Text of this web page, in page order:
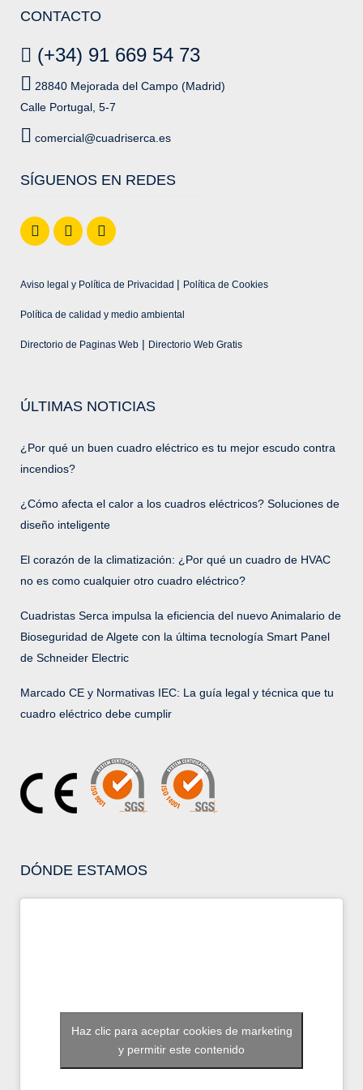
CONTACTO
(+34) 91 669 54 73
28840 Mejorada del Campo (Madrid)
Calle Portugal, 5-7
comercial@cuadriserca.es
SÍGUENOS EN REDES
Aviso legal y Política de Privacidad | Política de Cookies
Política de calidad y medio ambiental
Directorio de Paginas Web | Directorio Web Gratis
ÚLTIMAS NOTICIAS
¿Por qué un buen cuadro eléctrico es tu mejor escudo contra
incendios?
¿Cómo afecta el calor a los cuadros eléctricos? Soluciones de
diseño inteligente
El corazón de la climatización: ¿Por qué un cuadro de HVAC
no es como cualquier otro cuadro eléctrico?
Cuadristas Serca impulsa la eficiencia del nuevo Animalario de
Bioseguridad de Algete con la última tecnología Smart Panel
de Schneider Electric
Marcado CE y Normativas IEC: La guía legal y técnica que tu
cuadro eléctrico debe cumplir
DÓNDE ESTAMOS
Haz clic para aceptar cookies de marketing
y permitir este contenido